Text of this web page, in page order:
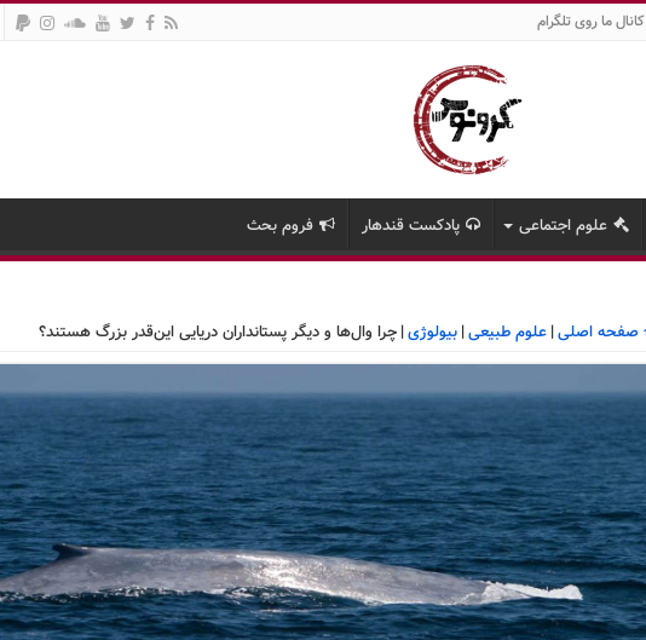
کانال ما روی تلگرام
علوم اجتماعی پادکست قندهار فروم بحث
صفحه اصلی| علوم طبیعی| بیولوژی| چرا وال‌ها و دیگر پستانداران دریایی این‌قدر بزرگ هستند؟